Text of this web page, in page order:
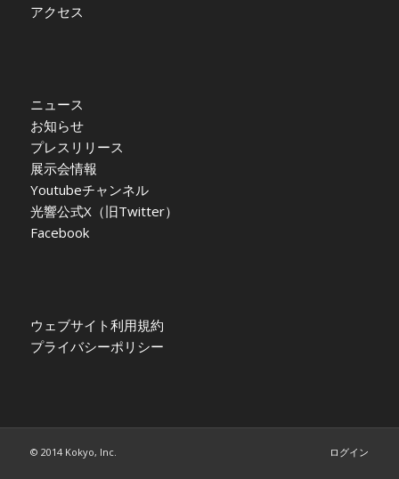
アクセス
ニュース
お知らせ
プレスリリース
展示会情報
Youtubeチャンネル
光響公式X（旧Twitter）
Facebook
ウェブサイト利用規約
プライバシーポリシー
© 2014 Kokyo, Inc. ログイン